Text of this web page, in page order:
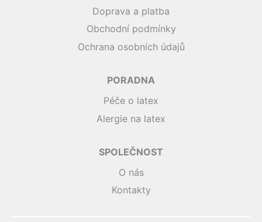
Doprava a platba
Obchodní podmínky
Ochrana osobních údajů
PORADNA
Péče o latex
Alergie na latex
SPOLEČNOST
O nás
Kontakty